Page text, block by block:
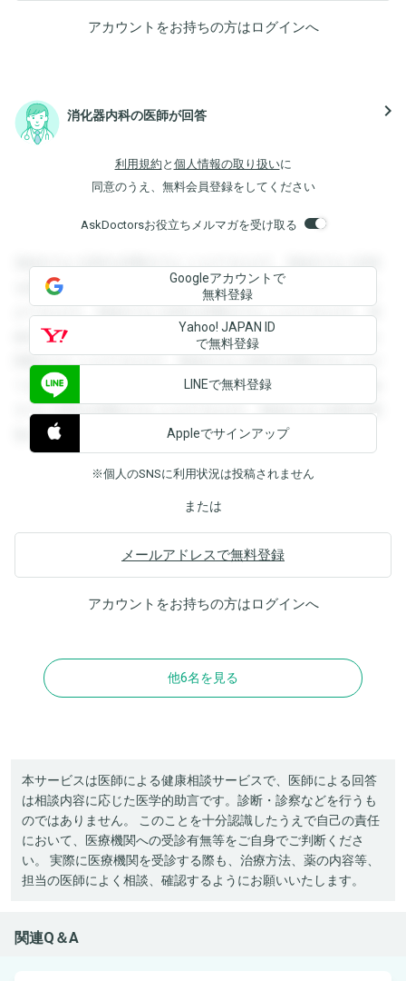
アカウントをお持ちの方はログインへ
消化器内科の医師が回答 navigate_next
利用規約 と 個人情報の取り扱いに
同意のうえ、無料会員登録をしてください
AskDoctorsお役立ちメルマガを受け取る
登録すると回答を閲覧することができます。登録すると回答
を閲覧することができます。登録すると回答を閲覧すること
ができます。登録すると回答を閲覧することができます。登
録すると回答を閲覧することができます。登録すると回答を
閲覧することができます。登録すると回答を閲覧することが
できます。登録すると回答を閲覧することができます。登録
すると回答を閲覧することができます。登録すると回答を閲
覧することができます。
Googleアカウントで
無料登録
Yahoo! JAPAN ID
で無料登録
LINEで無料登録
Appleでサインアップ
※個人のSNSに利用状況は投稿されません
または
メールアドレスで無料登録
アカウントをお持ちの方はログインへ
他6名を見る
本サービスは医師による健康相談サービスで、医師による回答
は相談内容に応じた医学的助言です。診断・診察などを行うも
のではありません。 このことを十分認識したうえで自己の責任
において、医療機関への受診有無等をご自身でご判断くださ
い。 実際に医療機関を受診する際も、治療方法、薬の内容等、
担当の医師によく相談、確認するようにお願いいたします。
関連Q＆A